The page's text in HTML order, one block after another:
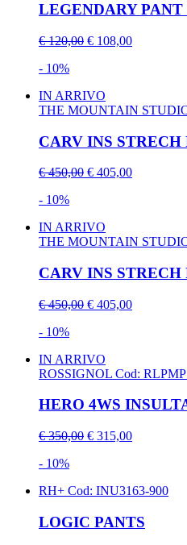
LEGENDARY PANT
€ 120,00 € 108,00
- 10%
IN ARRIVO
THE MOUNTAIN
CARV INS STRECH
€ 450,00 € 405,00
- 10%
IN ARRIVO
THE MOUNTAIN
CARV INS STRECH
€ 450,00 € 405,00
- 10%
IN ARRIVO
ROSSIGNOL Cod:
HERO 4WS
€ 350,00 € 315,00
- 10%
RH+ Cod: INU3163-900
LOGIC PANTS